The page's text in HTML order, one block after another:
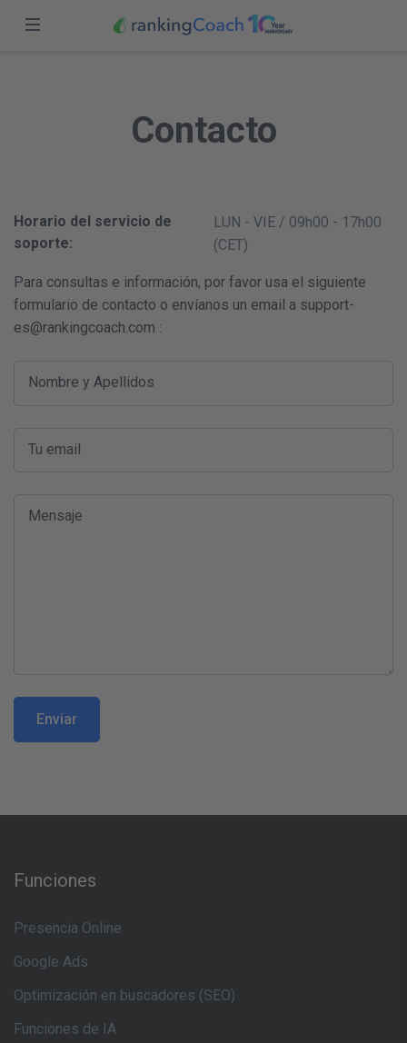
Blog
Chile (ES)
Regístrate
Contacto
Horario del servicio de
soporte:
LUN - VIE / 09h00 - 17h00
(CET)
Para consultas e información, por favor usa el siguiente
formulario de contacto o envíanos un email a support-
es@rankingcoach.com :
Nombre y Apellidos
Tu email
Mensaje
Enviar
Funciones
Presencia Online
Google Ads
Optimización en buscadores (SEO)
Funciones de IA